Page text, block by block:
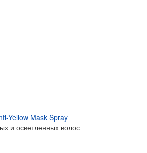
Yellow Mask Spray
и осветленных волос